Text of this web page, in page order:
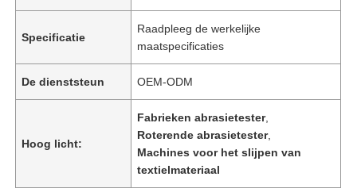
Specificatie
Raadpleeg de werkelijke
maatspecificaties
De dienststeun OEM-ODM
Hoog licht:
Fabrieken abrasietester,
Roterende abrasietester,
Machines voor het slijpen van
textielmateriaal